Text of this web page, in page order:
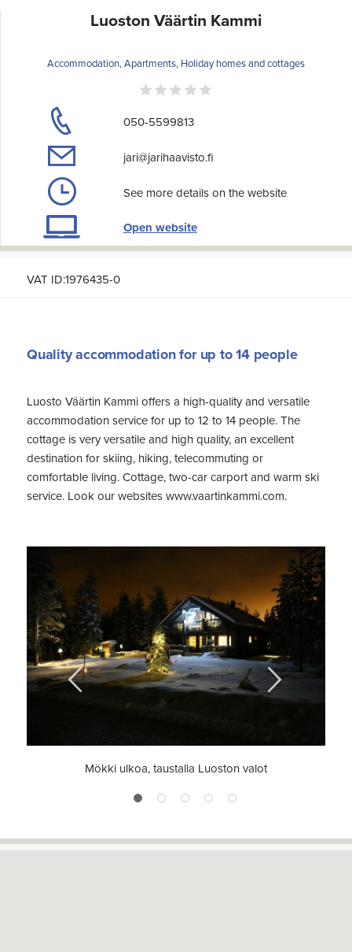
Luoston Väärtin Kammi
Accommodation, Apartments, Holiday homes and cottages
050-5599813
jari@jarihaavisto.fi
See more details on the website
Open website
VAT ID:1976435-0
Quality accommodation for up to 14 people
Luosto Väärtin Kammi offers a high-quality and versatile
accommodation service for up to 12 to 14 people. The
cottage is very versatile and high quality, an excellent
destination for skiing, hiking, telecommuting or
comfortable living. Cottage, two-car carport and warm ski
service. Look our websites www.vaartinkammi.com.
Previous
Mökki ulkoa, taustalla Luoston valot
2 4